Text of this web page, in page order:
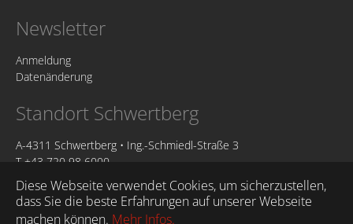
Diese Webseite verwendet Cookies, um sicherzustellen,
dass Sie die beste Erfahrungen auf unserer Webseite
machen können. Mehr Infos.
Newsletter
Anmeldung
Datenänderung
Standort Schwertberg
A-4311 Schwertberg • Ing.-Schmiedl-Straße 3
T +43 720 98 6000
@
office@redmounta.in
Öffnungszeiten